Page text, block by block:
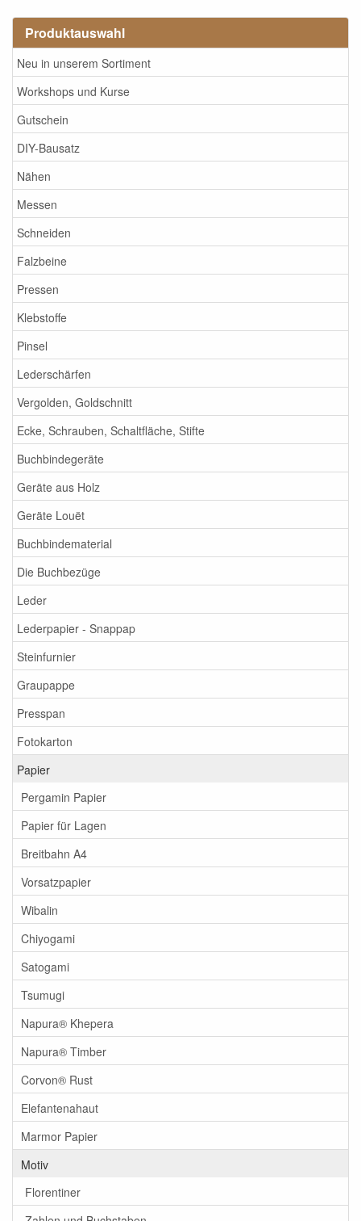
Produktauswahl
Neu in unserem Sortiment
Workshops und Kurse
Gutschein
DIY-Bausatz
Nähen
Messen
Schneiden
Falzbeine
Pressen
Klebstoffe
Pinsel
Lederschärfen
Vergolden, Goldschnitt
Ecke, Schrauben, Schaltfläche, Stifte
Buchbindegeräte
Geräte aus Holz
Geräte Louët
Buchbindematerial
Die Buchbezüge
Leder
Lederpapier - Snappap
Steinfurnier
Graupappe
Presspan
Fotokarton
Papier
Pergamin Papier
Papier für Lagen
Breitbahn A4
Vorsatzpapier
Wibalin
Chiyogami
Satogami
Tsumugi
Napura® Khepera
Napura® Timber
Corvon® Rust
Elefantenahaut
Marmor Papier
Motiv
Florentiner